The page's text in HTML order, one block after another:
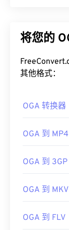
将您的
其他格式：
OGA 转换器
OGA 到 MP4
OGA 到 3GP
OGA 到 MKV
OGA 到 FLV